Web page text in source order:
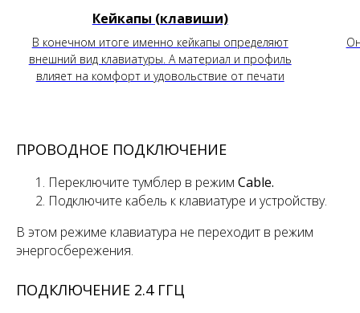
Кейкапы (клавиши)
В конечном итоге именно кейкапы определяют
внешний вид клавиатуры. А материал и профиль
влияет на комфорт и удовольствие от печати
ПРОВОДНОЕ ПОДКЛЮЧЕНИЕ
Переключите тумблер в режим Cable.
Подключите кабель к клавиатуре и устройству.
В этом режиме клавиатура не переходит в режим
энергосбережения.
ПОДКЛЮЧЕНИЕ 2.4 ГГЦ